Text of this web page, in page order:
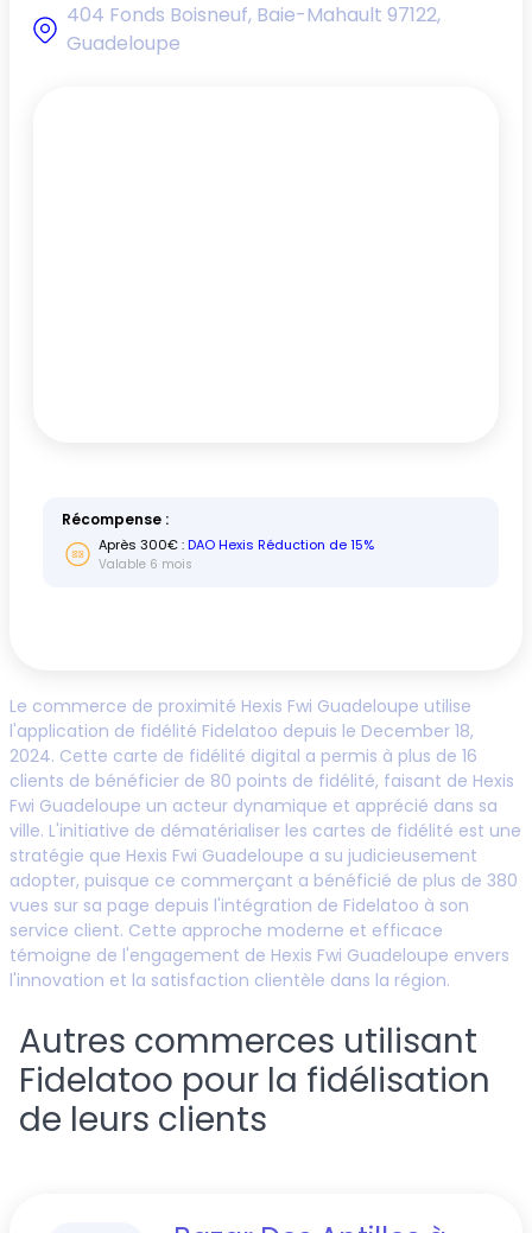
404 Fonds Boisneuf, Baie-Mahault 97122,
Guadeloupe
Récompense :
Après 300€ : DAO Hexis Réduction de 15%
Valable 6 mois
Le commerce de proximité Hexis Fwi Guadeloupe utilise
l'application de fidélité Fidelatoo depuis le December 18,
2024. Cette carte de fidélité digital a permis à plus de 16
clients de bénéficier de 80 points de fidélité, faisant de Hexis
Fwi Guadeloupe un acteur dynamique et apprécié dans sa
ville. L'initiative de dématérialiser les cartes de fidélité est une
stratégie que Hexis Fwi Guadeloupe a su judicieusement
adopter, puisque ce commerçant a bénéficié de plus de 380
vues sur sa page depuis l'intégration de Fidelatoo à son
service client. Cette approche moderne et efficace
témoigne de l'engagement de Hexis Fwi Guadeloupe envers
l'innovation et la satisfaction clientèle dans la région.
Autres commerces utilisant
Fidelatoo pour la fidélisation
de leurs clients